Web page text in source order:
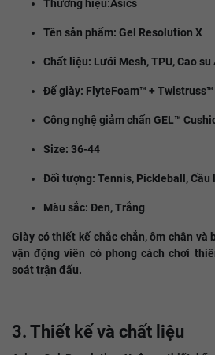
Thương hiệu:Asics
Tên sản phẩm: Gel Resolution X
Chất liệu: Lưới Mesh, TPU, Cao su
Đế giày: FlyteFoam™ + Twistruss™
Công nghệ giảm chấn GEL™
Size: 36-44
Đối tượng: Tennis, Pickleball, Cầu
Màu sắc: Đen, Trắng
Giày có thiết kế chắc chắn, ôm chân và
vận động viên có phong cách chơi
soát trận đấu.
3. Thiết kế và chất liệu